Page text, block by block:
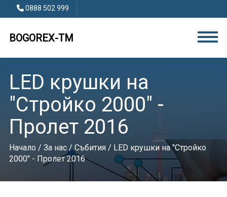
0888 502 999
BOGOREX-TM
LED крушки на
"Стройко 2000" -
Пролет 2016
Начало / За нас/Събития/ LED крушки на "Стройко
2000" - Пролет 2016